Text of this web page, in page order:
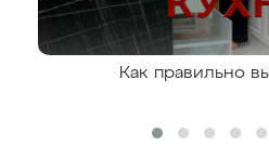
Как правильно